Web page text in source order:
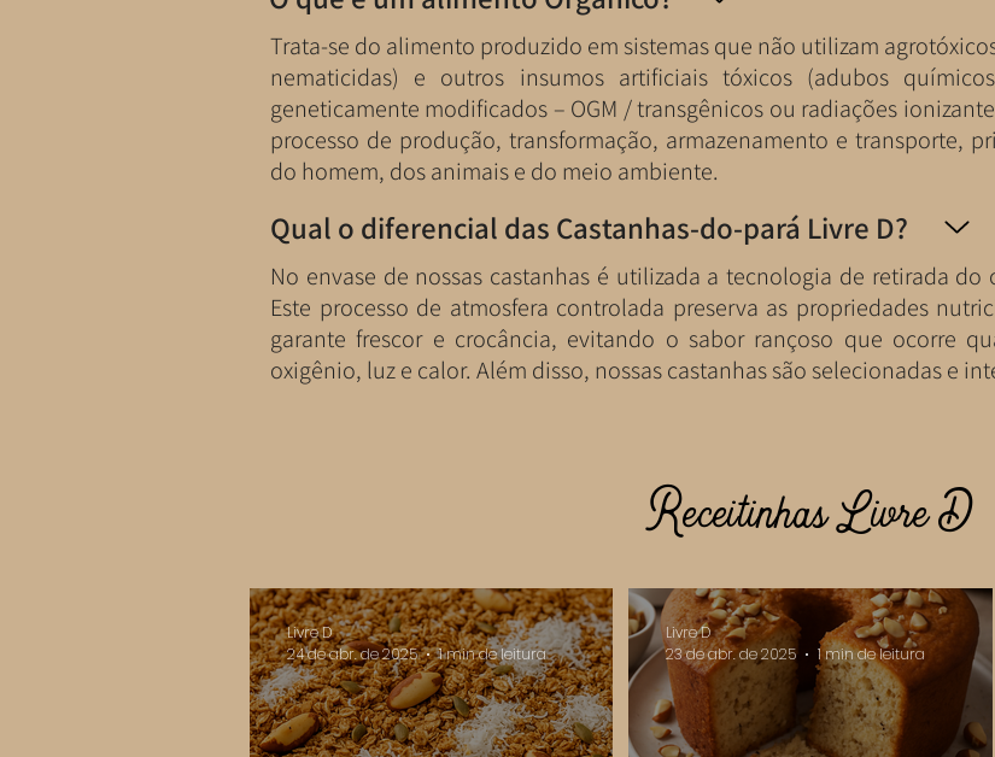
Trata-se do alimento produzido em sistemas que não utilizam
nematicidas) e outros insumos artificiais tóxicos (adubos
geneticamente modificados – OGM / transgênicos ou radiações
processo de produção, transformação, armazenamento e transporte,
do homem, dos animais e do meio ambiente.
Qual o diferencial das Castanhas-do-pará Livre D?
No envase de nossas castanhas é utilizada a tecnologia de retirada
Este processo de atmosfera controlada preserva as propriedades
garante frescor e crocância, evitando o sabor rançoso que ocorre
oxigênio, luz e calor.​ Além disso, nossas castanhas são selecionadas e
Receitinhas Livre D
Livre D
24 de abr. de 2025
1 min de leitura
Livre D
23 de abr. de 2025
1 min de leitura